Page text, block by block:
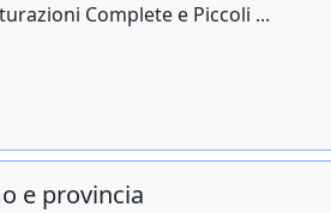
Complete e Piccoli ...
e provincia